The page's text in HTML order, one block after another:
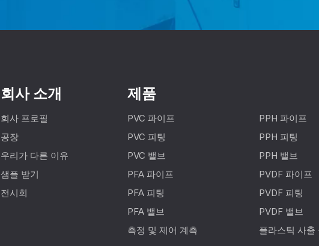
회사 소개
회사 프로필
공장
우리가 다른 이유
샘플 받기
전시회
제품
PVC 파이프
PVC 피팅
PVC 밸브
PFA 파이프
PFA 피팅
PFA 밸브
측정 및 제어 계측
PPH 파이프
PPH 피팅
PPH 밸브
PVDF 파이프
PVDF 피팅
PVDF 밸브
플라스틱 사출